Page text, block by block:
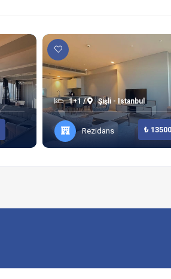
1+1 / Şişli - Istanbul
Rezidans ₺